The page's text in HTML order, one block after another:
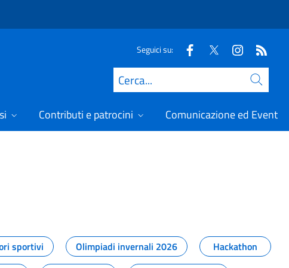
Seguici su:
Cerca
Contributi e patrocini Comunicazione ed Eventi
sportivi Olimpiadi invernali 2026
Hackathon